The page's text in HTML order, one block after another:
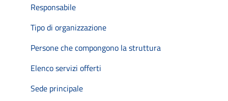
Responsabile
Tipo di organizzazione
Persone che compongono la struttura
Elenco servizi offerti
Sede principale